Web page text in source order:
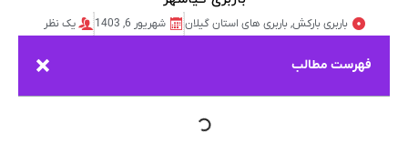
باربری بارکش,باربری های استان گیلان شهریور 6, 1403 یک نظر
فهرست مطالب